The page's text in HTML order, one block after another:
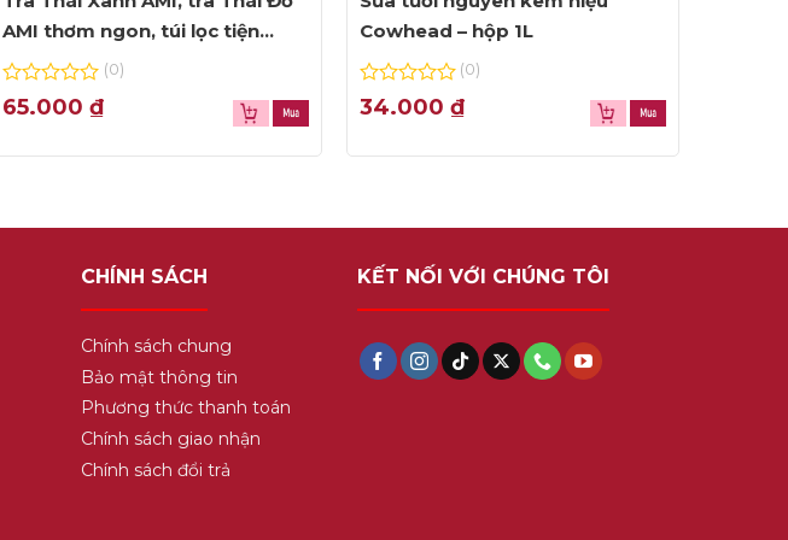
AMI thơm ngon, túi lọc tiện
dụng
0
out
5
(0)
65.000 ₫
Cowhead – hộp 1L
0
out
5
(0)
34.000 ₫
CHÍNH SÁCH
Chính sách chung
Bảo mật thông tin
Phương thức thanh toán
Chính sách giao nhận
Chính sách đổi trả
KẾT NỐI VỚI CHÚNG TÔI